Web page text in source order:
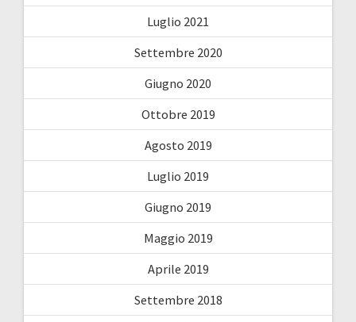
Luglio 2021
Settembre 2020
Giugno 2020
Ottobre 2019
Agosto 2019
Luglio 2019
Giugno 2019
Maggio 2019
Aprile 2019
Settembre 2018